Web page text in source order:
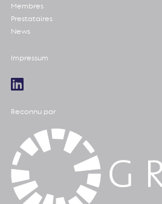
Membres
Prestataires
News
Impressum
Reconnu par